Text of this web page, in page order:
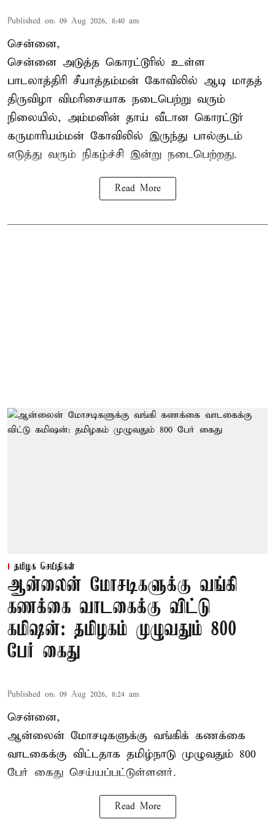
Published on: 09 Aug 2026, 8:40 am
சென்னை,
சென்னை அடுத்த கொரட்டூரில் உள்ள
பாடலாத்திரி சீயாத்தம்மன் கோவிலில் ஆடி மாதத்
திருவிழா விமரிசையாக நடைபெற்று வரும்
நிலையில், அம்மனின் தாய் வீடான கொரட்டூர்
கருமாரியம்மன் கோவிலில் இருந்து பால்குடம்
எடுத்து வரும் நிகழ்ச்சி இன்று நடைபெற்றது.
Read More
தமிழக செய்திகள்
ஆன்லைன் மோசடிகளுக்கு வங்கி
கணக்கை வாடகைக்கு விட்டு
கமிஷன்: தமிழகம் முழுவதும் 800
பேர் கைது
Published on: 09 Aug 2026, 8:24 am
சென்னை,
ஆன்லைன் மோசடிகளுக்கு வங்கிக் கணக்கை
வாடகைக்கு விட்டதாக தமிழ்நாடு முழுவதும் 800
பேர் கைது செய்யப்பட்டுள்ளனர்.
Read More